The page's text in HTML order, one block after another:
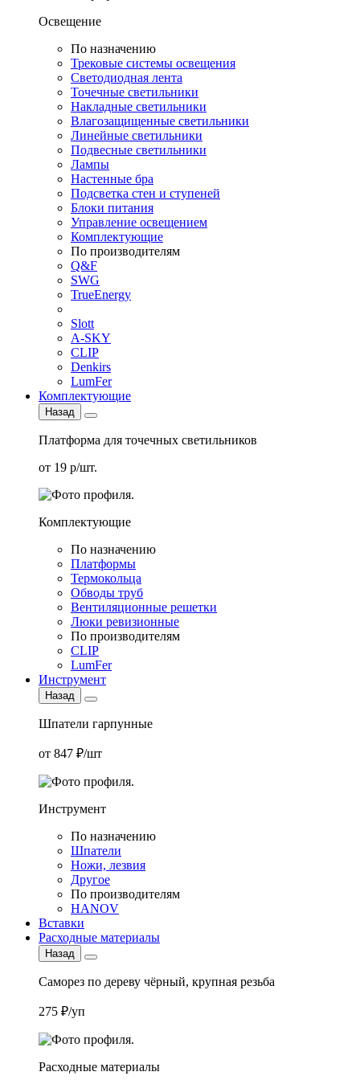
Освещение
По назначению
Трековые системы освещения
Светодиодная лента
Точечные светильники
Накладные светильники
Влагозащищенные светильники
Линейные светильники
Подвесные светильники
Лампы
Настенные бра
Подсветка стен и ступеней
Блоки питания
Управление освещением
Комплектующие
По производителям
Q&F
SWG
TrueEnergy
Slott
A-SKY
CLIP
Denkirs
LumFer
Комплектующие
Назад
Платформа для точечных светильников
от 19 р/шт.
Комплектующие
По назначению
Платформы
Термокольца
Обводы труб
Вентиляционные решетки
Люки ревизионные
По производителям
CLIP
LumFer
Инструмент
Назад
Шпатели гарпунные
от 847 ₽/шт
Инструмент
По назначению
Шпатели
Ножи, лезвия
Другое
По производителям
HANOV
Вставки
Расходные материалы
Назад
Саморез по дереву чёрный, крупная резьба
275 ₽/уп
Расходные материалы